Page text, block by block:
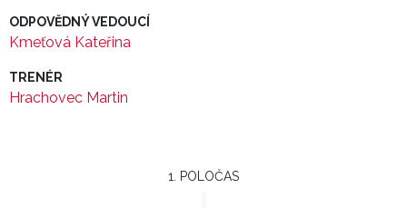
ODPOVĚDNÝ VEDOUCÍ
Kmeťová Kateřina
TRENÉR
Hrachovec Martin
1. POLOČAS